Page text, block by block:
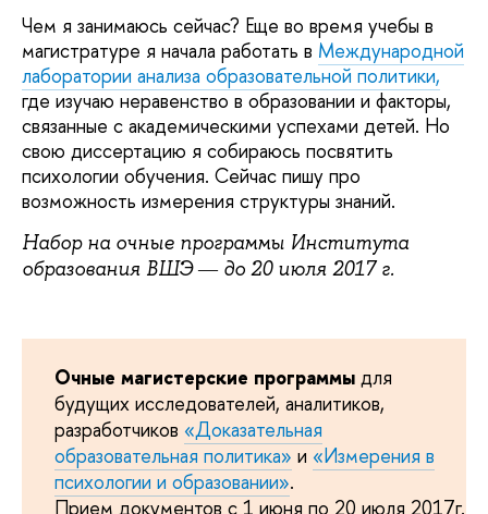
Чем я занимаюсь сейчас? Еще во время учебы в
магистратуре я начала работать в Международной
лаборатории анализа образовательной политики,
где изучаю неравенство в образовании и факторы,
связанные с академическими успехами детей. Но
свою диссертацию я собираюсь посвятить
психологии обучения. Сейчас пишу про
возможность измерения структуры знаний.
Набор на очные программы Института
образования ВШЭ ― до 20 июля 2017 г.
Очные магистерские программы для
будущих исследователей, аналитиков,
разработчиков «Доказательная
образовательная политика» и «Измерения в
психологии и образовании».
Прием документов с 1 июня по 20 июля 2017г.